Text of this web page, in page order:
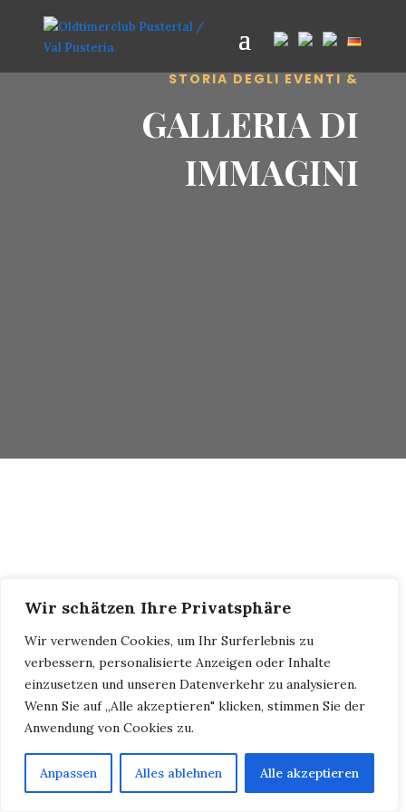
Wir schätzen Ihre Privatsphäre
Wir verwenden Cookies, um Ihr Surferlebnis zu
verbessern, personalisierte Anzeigen oder Inhalte
einzusetzen und unseren Datenverkehr zu analysieren.
Wenn Sie auf „Alle akzeptieren" klicken, stimmen Sie der
Anwendung von Cookies zu.
Anpassen Alles ablehnen Alle akzeptieren
STORIA DEGLI EVENTI &
GALLERIA DI
IMMAGINI